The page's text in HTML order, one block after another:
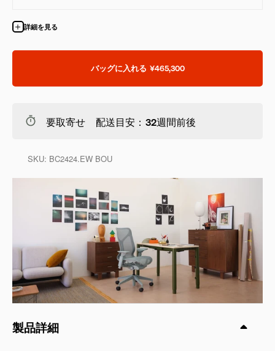
詳細を見る
バッグに入れる ¥465,300
要取寄せ 配送目安：32週間前後
SKU: BC2424.EW BOU
製品詳細